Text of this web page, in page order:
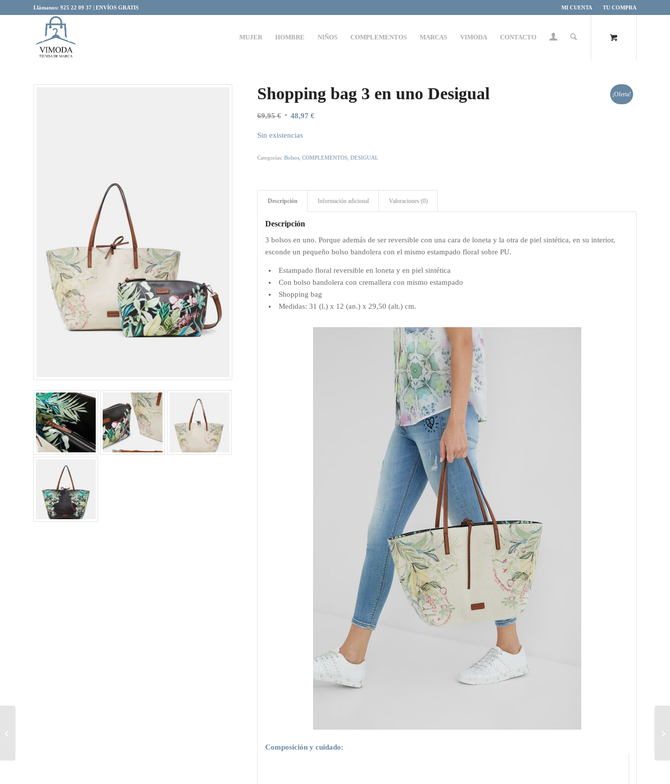
MI CUENTA TU COMPRA
Llámanos: 925 22 09 37 | ENVÍOS GRATIS
MUJER HOMBRE NIÑOS COMPLEMENTOS MARCAS VIMODA CONTACTO
¡Oferta!
Shopping bag 3 en uno Desigual
69,95€ El
original
69,95 €.
48,97€El
Sin existencias
Categorías:Bolsos ,COMPLEMENTOS ,DESIGUAL
Descripción Información adicional Valoraciones (0)
Descripción
3 bolsos en uno. Porque además de ser reversible con una cara de loneta y la otra de piel sintética, en su interior,
esconde un pequeño bolso bandolera con el mismo estampado floral sobre PU.
Estampado floral reversible en loneta y en piel sintética
Con bolso bandolera con cremallera con mismo estampado
Shopping bag
Medidas: 31 (l.) x 12 (an.) x 29,50 (alt.) cm.
Composición y cuidado: